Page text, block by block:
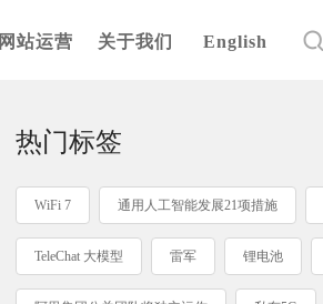
网站运营 关于我们 English
热门标签
WiFi 7 通用人工智能发展21项措施
TeleChat 大模型 雷军 锂电池